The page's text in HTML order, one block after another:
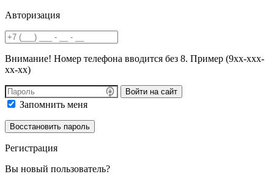
Авторизация
Внимание! Номер телефона вводится без 8. Пример (9хх-ххх-
хх-хх)
Войти на сайт
Запомнить меня
Регистрация
Вы новый пользователь?